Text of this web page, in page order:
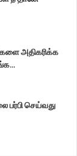
அதிகரிக்க
பர்பி செய்வது